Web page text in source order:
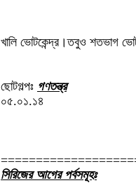
খালি ভোটকেন্দ্র।তবুও শতভাগ
ছোটগল্পঃ গণতন্ত্র
০৫.০১.১৪
সিরিজের আগের পর্বসমূহঃ